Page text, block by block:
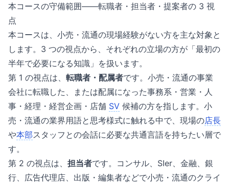
本コースの守備範囲——転職者・担当者・提案者の 3 視
点
本コースは、小売・流通の現場経験がない方を主な対象と
します。3 つの視点から、それぞれの立場の方が「最初の
半年で必要になる知識」を扱います。
第 1 の視点は、 転職者・配属者です。小売・流通の事業
会社に転職した、または配属になった事務系・営業・人
事・経理・経営企画・店舗 SV 候補の方を指します。小
売・流通の業界用語と思考様式に触れる中で、現場の店長
や本部スタッフとの会話に必要な共通言語を持ちたい層で
す。
第 2 の視点は、 担当者です。コンサル、SIer、金融、銀
行、広告代理店、出版・編集者などで小売・流通のクライ